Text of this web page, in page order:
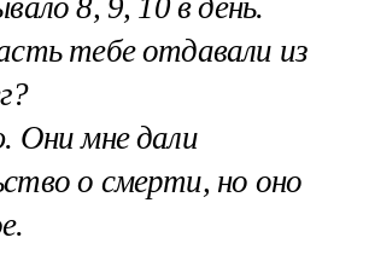
тебе отдавали из
Они мне дали
о смерти, но оно